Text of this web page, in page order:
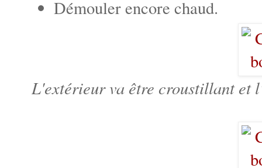
Démouler encore chaud.
L'extérieur va être croustillant et